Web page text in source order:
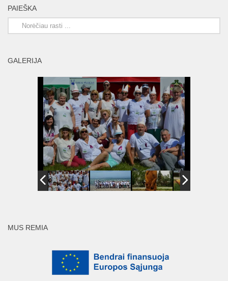
PAIEŠKA
GALERIJA
MUS REMIA